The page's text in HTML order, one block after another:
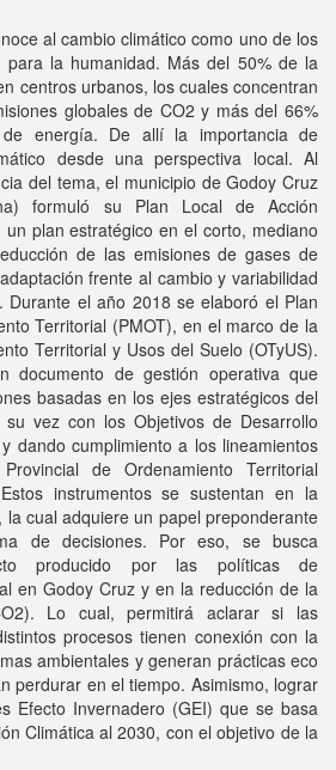
al cambio climático como uno de los
para la humanidad. Más del 50% de la
centros urbanos, los cuales concentran
globales de CO2 y más del 66%
energía. De allí la importancia de
desde una perspectiva local. Al
del tema, el municipio de Godoy Cruz
formuló su Plan Local de Acción
plan estratégico en el corto, mediano
de las emisiones de gases de
frente al cambio y variabilidad
Durante el año 2018 se elaboró el Plan
Territorial (PMOT), en el marco de la
Territorial y Usos del Suelo (OTyUS).
documento de gestión operativa que
basadas en los ejes estratégicos del
vez con los Objetivos de Desarrollo
dando cumplimiento a los lineamientos
de Ordenamiento Territorial
instrumentos se sustentan en la
la cual adquiere un papel preponderante
de decisiones. Por eso, se busca
producido por las políticas de
en Godoy Cruz y en la reducción de la
Lo cual, permitirá aclarar si las
procesos tienen conexión con la
ambientales y generan prácticas eco
perdurar en el tiempo. Asimismo, lograr
Efecto Invernadero (GEI) que se basa
Climática al 2030, con el objetivo de la